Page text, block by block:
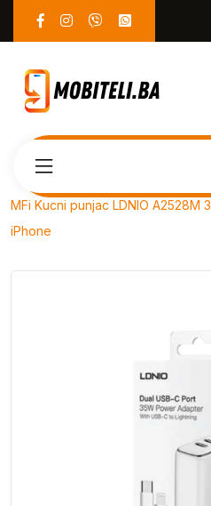
MFi Kucni punjac LDNIO A2528M
iPhone